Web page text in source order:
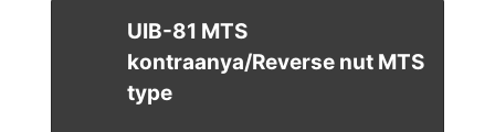
UIB-81 MTS
kontraanya/Reverse nut MTS
type